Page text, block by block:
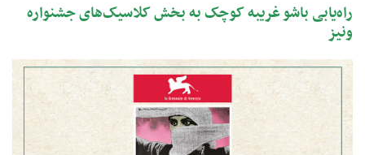
راه‌یابی باشو غریبه کوچک به بخش کلاسیک‌های جشنواره
ونیز